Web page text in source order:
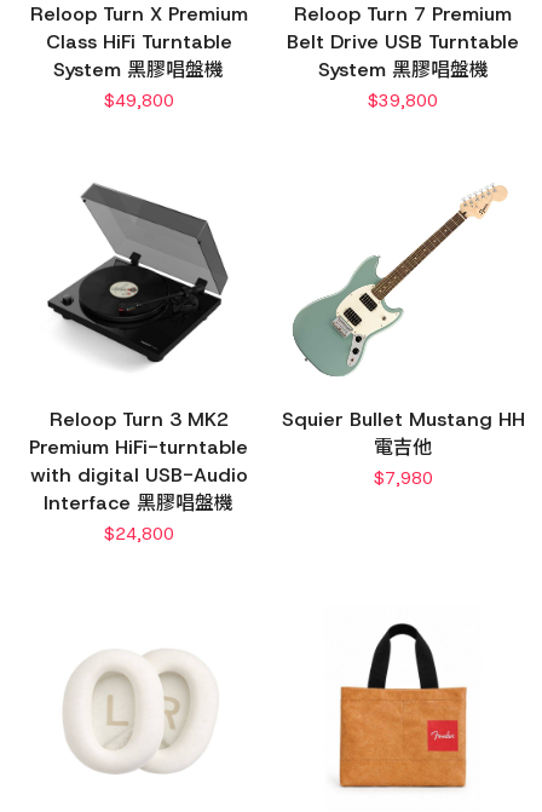
Reloop Turn X Premium
Class HiFi Turntable
System 黑膠唱盤機
$49,800
Reloop Turn 7 Premium
Belt Drive USB Turntable
System 黑膠唱盤機
$39,800
Reloop Turn 3 MK2
Premium HiFi-turntable
with digital USB-Audio
Interface 黑膠唱盤機
$24,800
Squier Bullet Mustang HH
電吉他
$7,980